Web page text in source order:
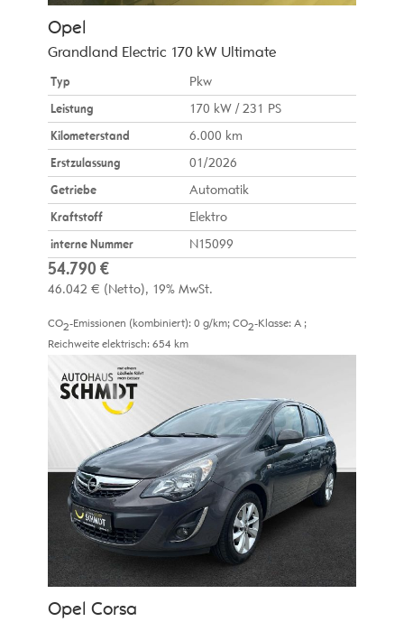
Opel
Grandland Electric 170 kW Ultimate
Typ
Pkw
Leistung
170 kW / 231 PS
Kilometerstand
6.000 km
Erstzulassung
01/2026
Getriebe
Automatik
Kraftstoff
Elektro
interne Nummer
N15099
54.790 €
46.042 € (Netto) 19% MwSt.
CO2-Emissionen (kombiniert): 0 g/km; CO2-Klasse: A ;
Reichweite elektrisch: 654 km
Opel Corsa